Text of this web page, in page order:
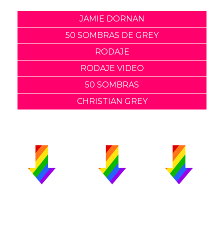
JAMIE DORNAN
50 SOMBRAS DE GREY
RODAJE
RODAJE VIDEO
50 SOMBRAS
CHRISTIAN GREY